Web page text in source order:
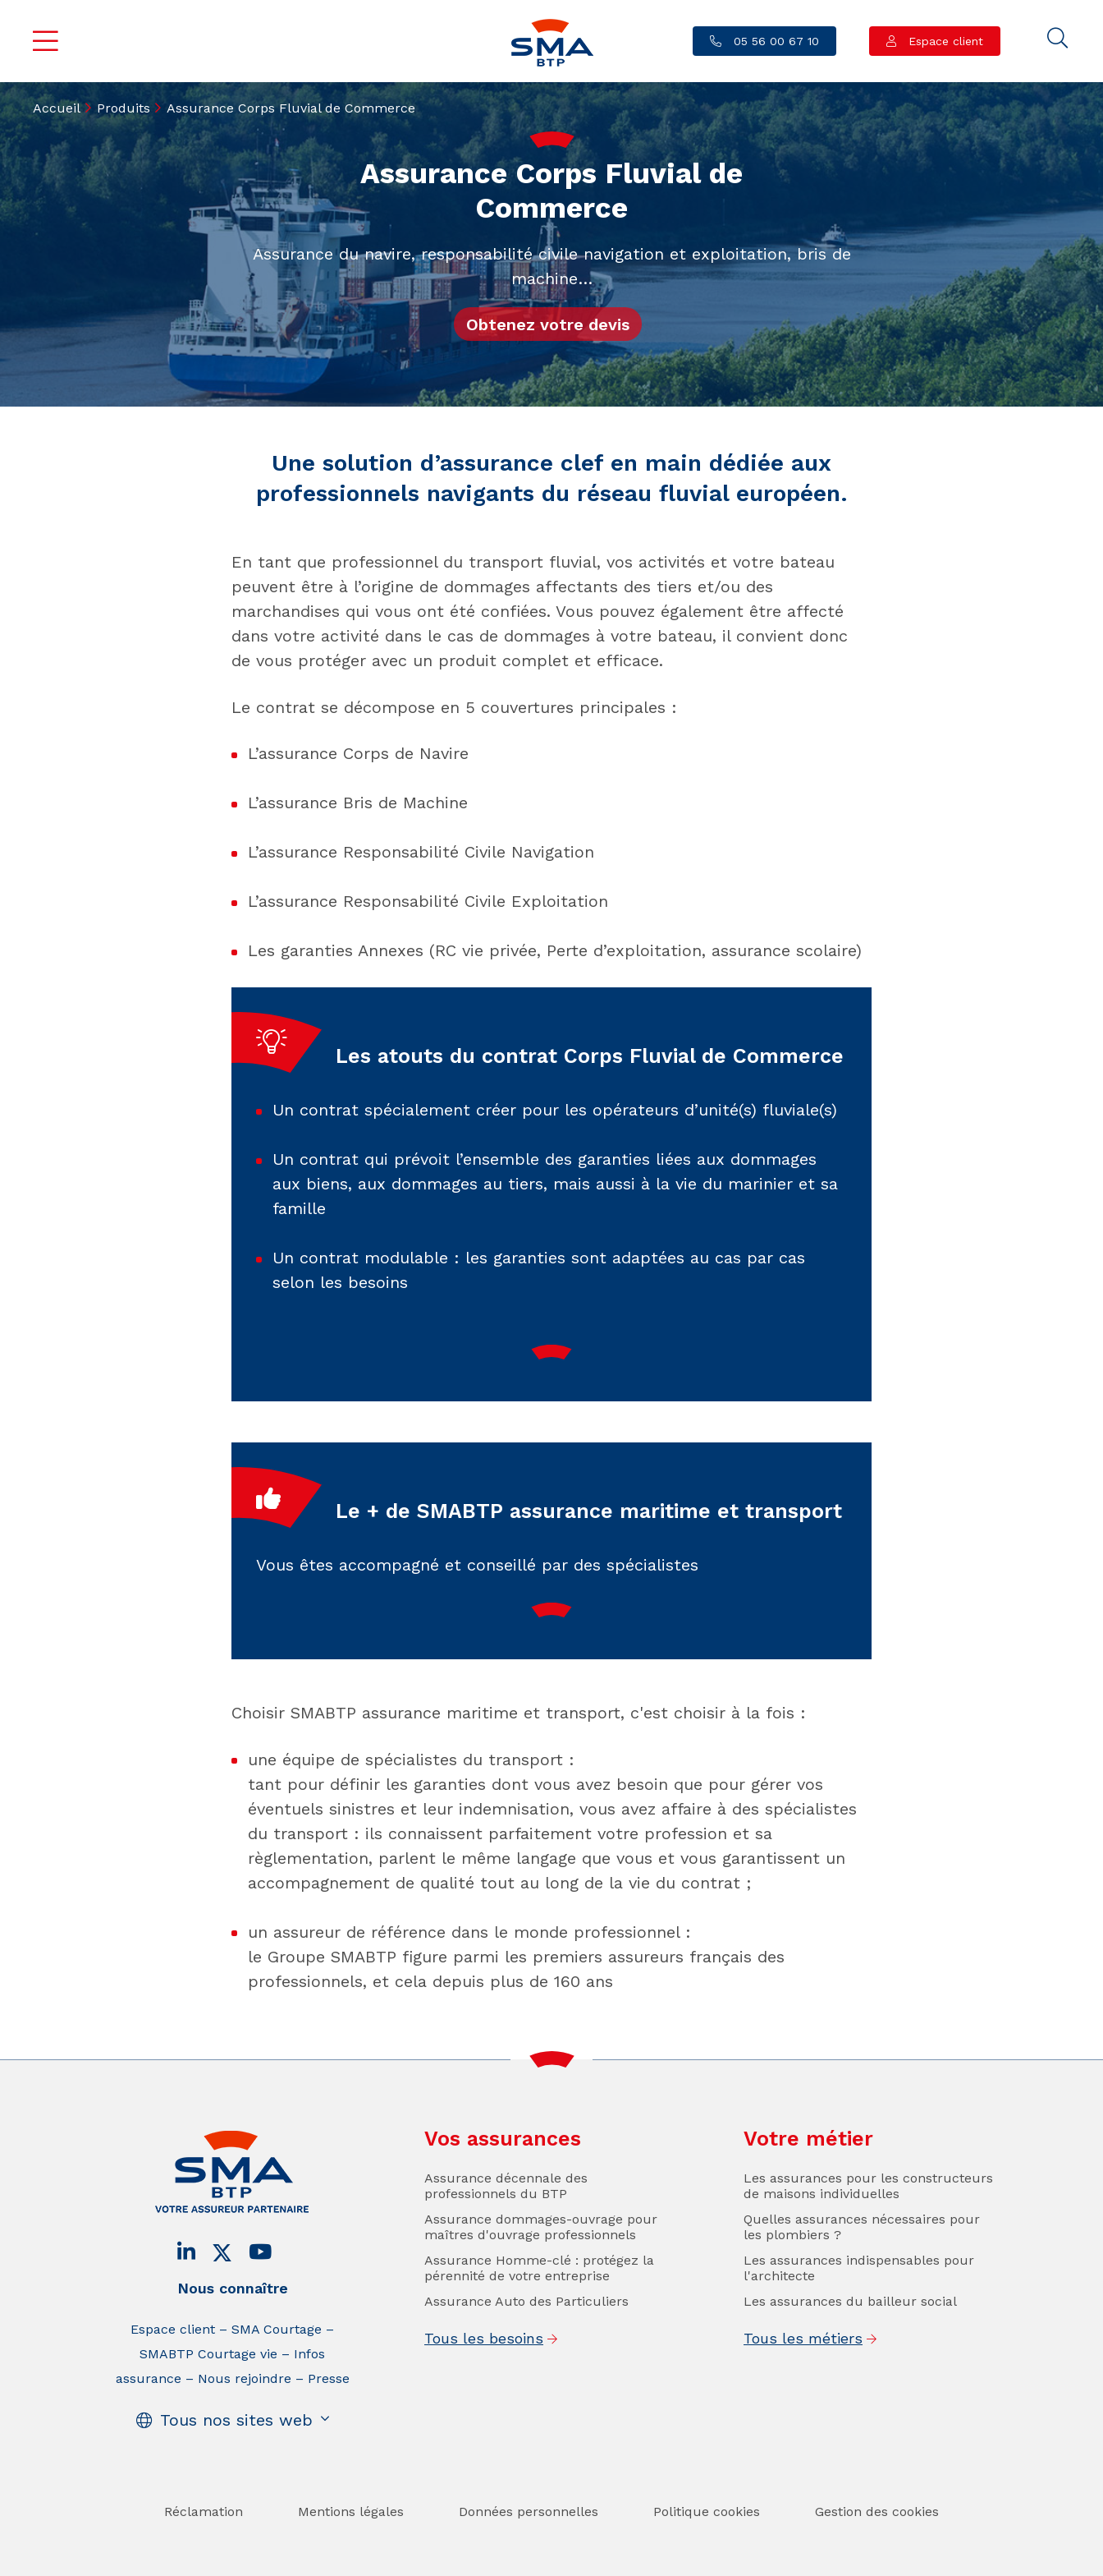
05 56 00 67 10 Espace client
Accueil Produits Assurance Corps Fluvial de Commerce
Assurance Corps Fluvial de
Commerce
Assurance du navire, responsabilité civile navigation et exploitation, bris de
machine…
Obtenez votre devis
Une solution d’assurance clef en main dédiée aux
professionnels navigants du réseau fluvial européen.
En tant que professionnel du transport fluvial, vos activités et votre bateau
peuvent être à l’origine de dommages affectants des tiers et/ou des
marchandises qui vous ont été confiées. Vous pouvez également être affecté
dans votre activité dans le cas de dommages à votre bateau, il convient donc
de vous protéger avec un produit complet et efficace.
Le contrat se décompose en 5 couvertures principales :
L’assurance Corps de Navire
L’assurance Bris de Machine
L’assurance Responsabilité Civile Navigation
L’assurance Responsabilité Civile Exploitation
Les garanties Annexes (RC vie privée, Perte d’exploitation, assurance scolaire)
Les atouts du contrat Corps Fluvial de Commerce
Un contrat spécialement créer pour les opérateurs d’unité(s) fluviale(s)
Un contrat qui prévoit l’ensemble des garanties liées aux dommages
aux biens, aux dommages au tiers, mais aussi à la vie du marinier et sa
famille
Un contrat modulable : les garanties sont adaptées au cas par cas
selon les besoins
Le + de SMABTP assurance maritime et transport
Vous êtes accompagné et conseillé par des spécialistes
Choisir SMABTP assurance maritime et transport, c'est choisir à la fois :
une équipe de spécialistes du transport :
tant pour définir les garanties dont vous avez besoin que pour gérer vos
éventuels sinistres et leur indemnisation, vous avez affaire à des spécialistes
du transport : ils connaissent parfaitement votre profession et sa
règlementation, parlent le même langage que vous et vous garantissent un
accompagnement de qualité tout au long de la vie du contrat ;
un assureur de référence dans le monde professionnel :
le Groupe SMABTP figure parmi les premiers assureurs français des
professionnels, et cela depuis plus de 160 ans
Nous connaître
Espace client
SMA Courtage
SMABTP Courtage vie
Infos
assurance
Nous rejoindre Presse
Tous nos sites web
Vos assurances
Assurance décennale des
professionnels du BTP
Assurance dommages-ouvrage pour
maîtres d'ouvrage professionnels
Assurance Homme-clé : protégez la
pérennité de votre entreprise
Assurance Auto des Particuliers
Tous les besoins
Votre métier
Les assurances pour les constructeurs
de maisons individuelles
Quelles assurances nécessaires pour
les plombiers ?
Les assurances indispensables pour
l'architecte
Les assurances du bailleur social
Tous les métiers
Réclamation Mentions légales Données personnelles Politique cookies Gestion des cookies